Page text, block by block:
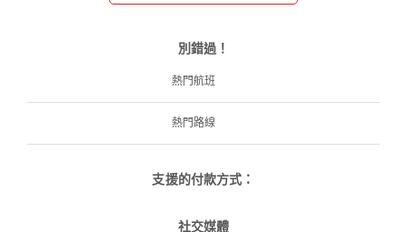
別錯過！
熱門航班
熱門路線
支援的付款方式：
社交媒體